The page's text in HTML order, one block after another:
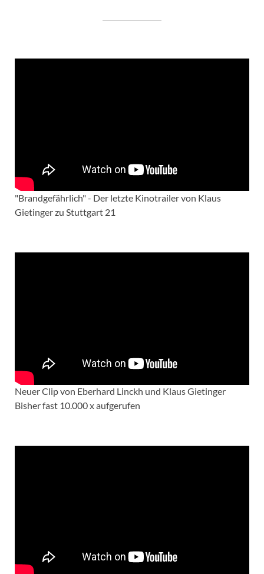
"Brandgefährlich" - Der letzte Kinotrailer von Klaus
Gietinger zu Stuttgart 21
Neuer Clip von Eberhard Linckh und Klaus Gietinger
Bisher fast 10.000 x aufgerufen